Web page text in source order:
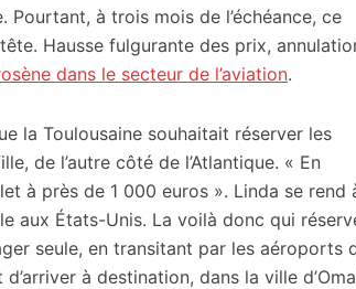
Pourtant, à trois mois de l’échéance, ce
Hausse fulgurante des prix,
dans le secteur de l’aviation.
la Toulousaine souhaitait réserver les
de l’autre côté de l’Atlantique. « En
à près de 1 000 euros ». Linda se rend
aux États-Unis. La voilà donc qui
seule, en transitant par les aéroports
à destination, dans la ville